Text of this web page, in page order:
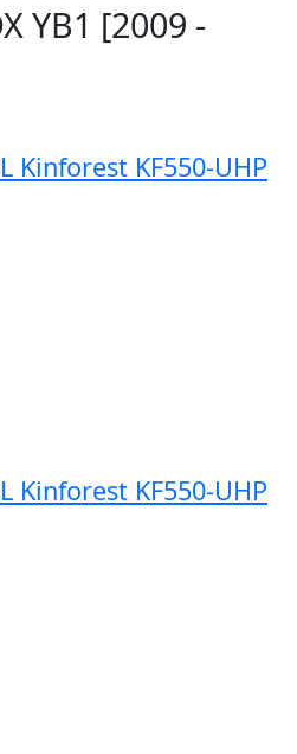
YB1 [2009 -
Kinforest KF550-UHP
Kinforest KF550-UHP